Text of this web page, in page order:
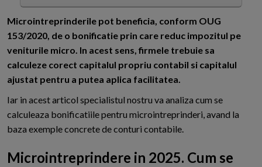
Microintreprinderile pot beneficia, conform OUG
153/2020, de o bonificatie prin care reduc impozitul pe
veniturile micro. In acest sens, firmele trebuie sa
calculeze corect capitalul propriu contabil si capitalul
ajustat pentru a putea aplica facilitatea.
Iar in acest articol specialistul nostru va analiza cum se
calculeaza bonificatiile pentru microintreprinderi, avand la
baza exemple concrete de conturi contabile.
Microintreprindere in 2025. Cum se